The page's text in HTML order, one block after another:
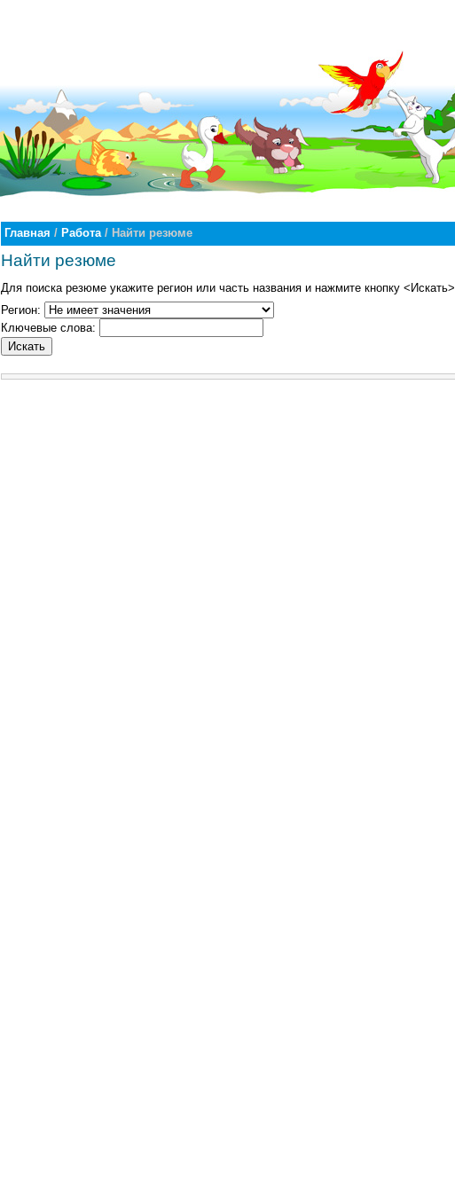
Главная / Работа/ Найти резюме
Найти резюме
Для поиска резюме укажите регион или часть названия и нажмите кнопку <Искать>
Регион:
Ключевые слова:
Искать